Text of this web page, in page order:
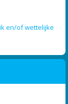
en/of wettelijke